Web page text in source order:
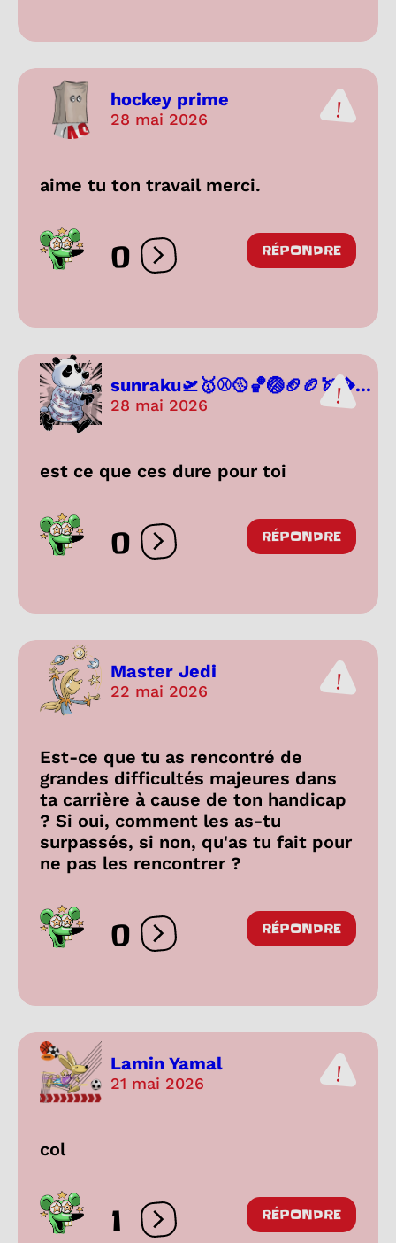
hockey prime
28 mai 2026
aime tu ton travail merci.
0 Ouvrir les réactions
RÉPONDRE
sunraku🛫🥇⚾🥎🏀🏐🏈🏉🏹...
28 mai 2026
est ce que ces dure pour toi
0 Ouvrir les réactions
RÉPONDRE
Master Jedi
22 mai 2026
Est-ce que tu as rencontré de
grandes difficultés majeures dans
ta carrière à cause de ton handicap
? Si oui, comment les as-tu
surpassés, si non, qu'as tu fait pour
ne pas les rencontrer ?
0 Ouvrir les réactions
RÉPONDRE
Lamin Yamal
21 mai 2026
col
1 Ouvrir les réactions
RÉPONDRE